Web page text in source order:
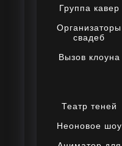
Группа кавер
Организаторы
свадеб
Вызов клоуна
Театр теней
Неоновое шоу